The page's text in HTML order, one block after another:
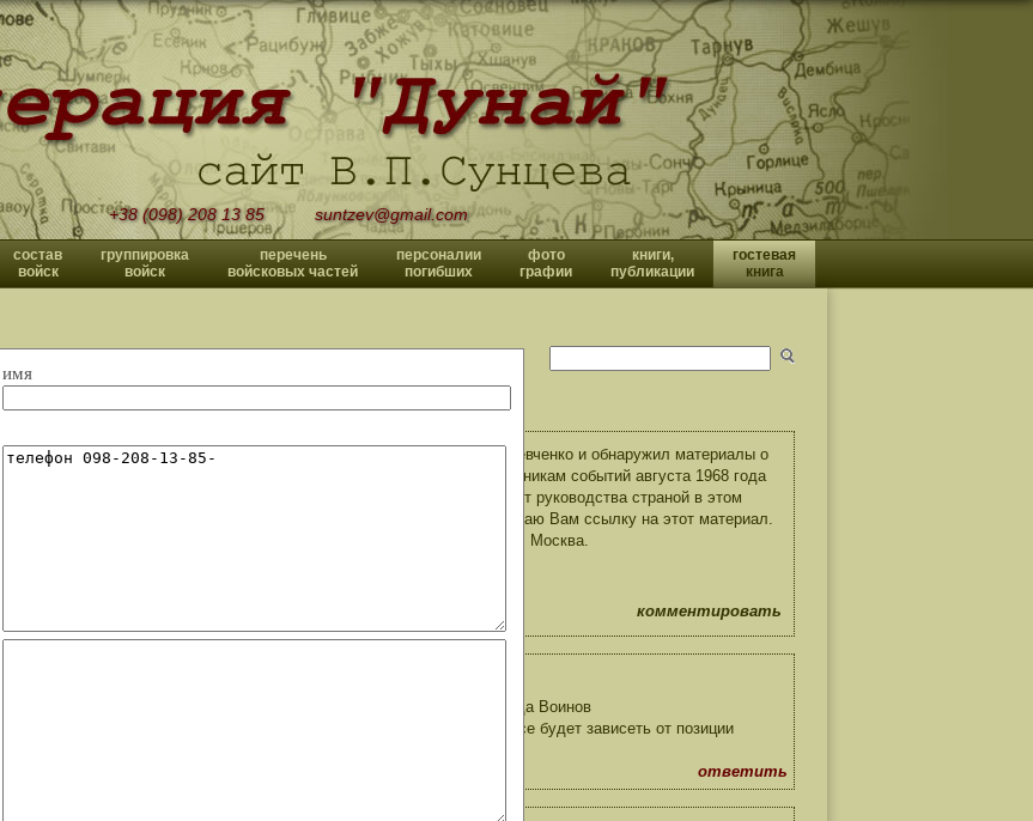
+38 (098) 208 13 85 suntzev@gmail.com
состав
войск
группировка
войск
перечень
войсковых частей
персоналии
погибших
фото
графии
книги,
публикации
гостевая
книга
имя
Павлович! Добрый день. Заглянул я тет на сайт Генерала Шевченко и обнаружил материалы о
в Государственной Думе РФ совещании по вопросу присвоения участникам событий августа 1968 года
боевых действий". Признаюсь честно, ничего нового не ожидал от руководства страной в этом
Оказалось, что там много такого, о чем и не догадывался. Высылаю Вам ссылку на этот материал.
и Вы найдете для себя немало любопытного. С уважением - Валерий, Москва.
go.ru/index.php/19-novosti/328-krugly-stol-v-moskve
комментировать
спасибо за ссылку и информацию.Круглый стол-это большая победа Воинов
непризнанные УБД вышли на финишную прямую, все будет зависеть от позиции
на положительный итог. С уважением,В.Сунцев
ответить